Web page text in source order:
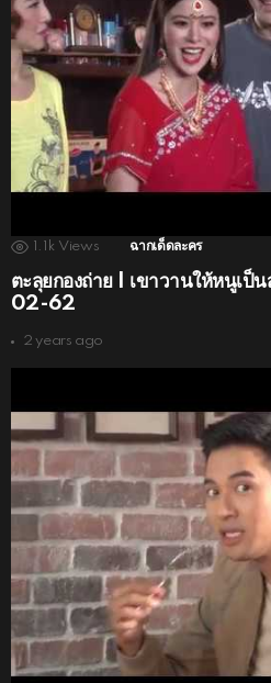
1.1k Views ฉากเด็ดละคร
ตะลุยกองถ่าย | เขาวานให้หนูเป็
02-62
2 years ago